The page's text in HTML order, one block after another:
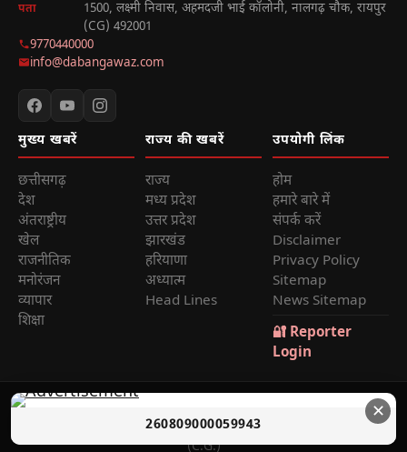
पता
1500, लक्ष्मी निवास, अहमदजी भाई कॉलोनी, नालगढ़ चौक, रायपुर
(CG) 492001
9770440000
info@dabangawaz.com
मुख्य खबरें
छत्तीसगढ़
देश
अंतराष्ट्रीय
खेल
राजनीतिक
मनोरंजन
व्यापार
शिक्षा
राज्य की खबरें
राज्य
मध्य प्रदेश
उत्तर प्रदेश
झारखंड
हरियाणा
अध्यात्म
Head Lines
उपयोगी लिंक
होम
हमारे बारे में
संपर्क करें
Disclaimer
Privacy Policy
Sitemap
News Sitemap
🔐 Reporter
Login
— सर्वाधिकार सुरक्षित | Sole Proprietor:
Rana Sikander Singh | Reg. No. 4622012201006321, Raipur
(C.G.)
✕
260809000059943